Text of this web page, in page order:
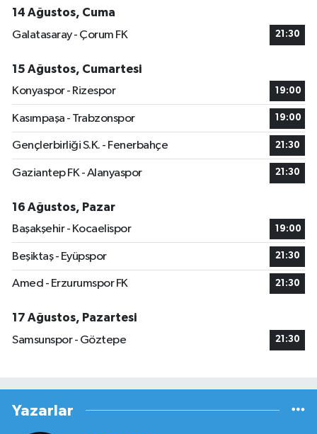
14 Ağustos, Cuma
Galatasaray - Çorum FK
21:30
15 Ağustos, Cumartesi
Konyaspor - Rizespor
19:00
Kasımpaşa - Trabzonspor 19:00
Gençlerbirliği S.K. - Fenerbahçe 21:30
Gaziantep FK - Alanyaspor 21:30
16 Ağustos, Pazar
Başakşehir - Kocaelispor
19:00
Beşiktaş - Eyüpspor 21:30
Amed - Erzurumspor FK 21:30
17 Ağustos, Pazartesi
Samsunspor - Göztepe
21:30
Yazarlar